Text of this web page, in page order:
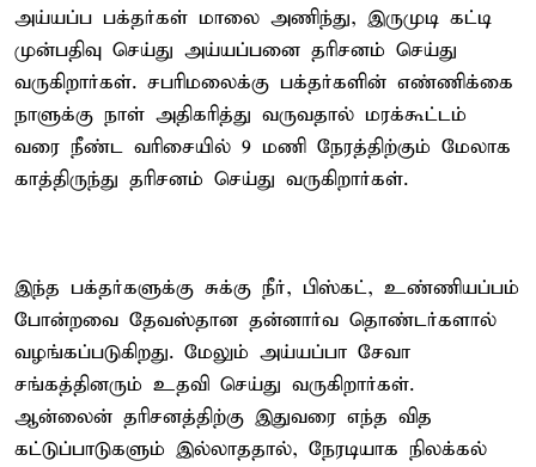
அய்யப்ப பக்தர்கள் மாலை அணிந்து, இருமுடி கட்டி
முன்பதிவு செய்து அய்யப்பனை தரிசனம் செய்து
வருகிறார்கள். சபரிமலைக்கு பக்தர்களின் எண்ணிக்கை
நாளுக்கு நாள் அதிகரித்து வருவதால் மரக்கூட்டம்
வரை நீண்ட வரிசையில் 9 மணி நேரத்திற்கும் மேலாக
காத்திருந்து தரிசனம் செய்து வருகிறார்கள்.
இந்த பக்தர்களுக்கு சுக்கு நீர், பிஸ்கட், உண்ணியப்பம்
போன்றவை தேவஸ்தான தன்னார்வ தொண்டர்களால்
வழங்கப்படுகிறது. மேலும் அய்யப்பா சேவா
சங்கத்தினரும் உதவி செய்து வருகிறார்கள்.
ஆன்லைன் தரிசனத்திற்கு இதுவரை எந்த வித
கட்டுப்பாடுகளும் இல்லாததால், நேரடியாக நிலக்கல்